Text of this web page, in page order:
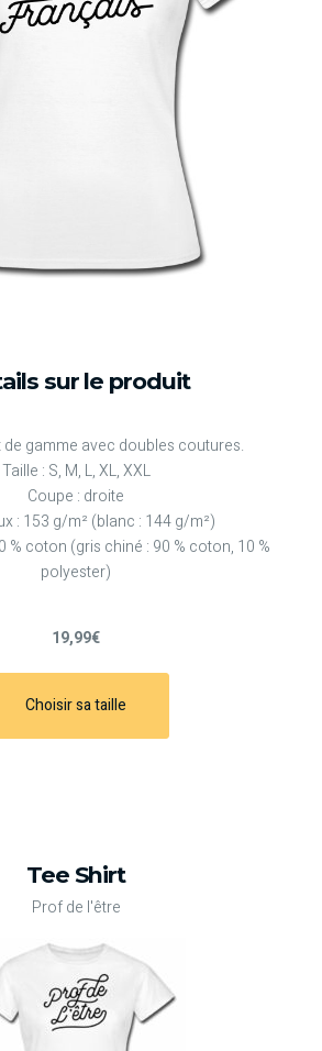
sur le produit
de gamme avec doubles coutures.
Taille : S, M, L, XL, XXL
Coupe : droite
: 153 g/m² (blanc : 144 g/m²)
% coton (gris chiné : 90 % coton, 10 %
polyester)
19,99€
Choisir sa taille
Tee Shirt
Prof de l'être